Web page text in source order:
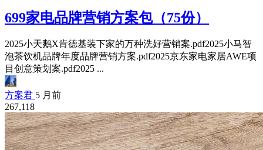
699家电品牌营销方案包（75份）
2025小天鹅X肯德基装下家的万种洗好营销案.pdf2025小马智
泡茶饮机品牌年度品牌营销方案.pdf2025京东家电家居AWE项
目创意策划案.pdf2025 ...
方案君 5 月前
267,118